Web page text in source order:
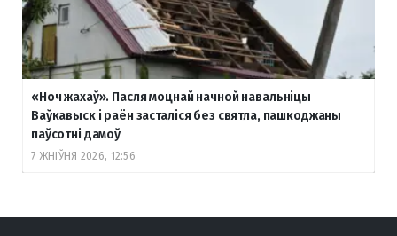
«Ноч жахаў». Пасля моцнай начной навальніцы
Ваўкавыск і раён засталіся без святла, пашкоджаны
паўсотні дамоў
7 ЖНІЎНЯ 2026, 12:56